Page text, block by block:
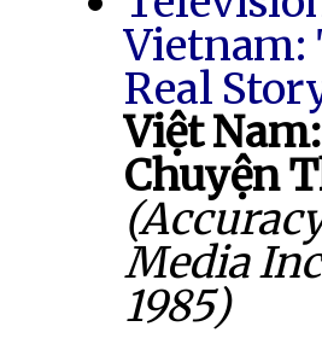
Vietnam:
Real
Việt
Chuyện
Media
1985)